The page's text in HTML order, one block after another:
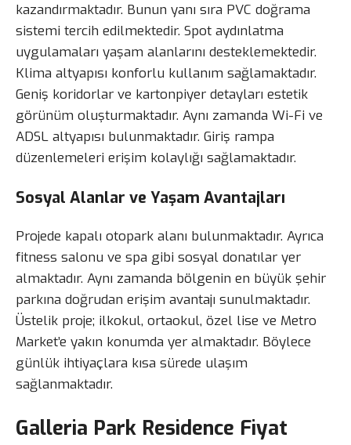
kazandırmaktadır. Bunun yanı sıra PVC doğrama
sistemi tercih edilmektedir. Spot aydınlatma
uygulamaları yaşam alanlarını desteklemektedir.
Klima altyapısı konforlu kullanım sağlamaktadır.
Geniş koridorlar ve kartonpiyer detayları estetik
görünüm oluşturmaktadır. Aynı zamanda Wi-Fi ve
ADSL altyapısı bulunmaktadır. Giriş rampa
düzenlemeleri erişim kolaylığı sağlamaktadır.
Sosyal Alanlar ve Yaşam Avantajları
Projede kapalı otopark alanı bulunmaktadır. Ayrıca
fitness salonu ve spa gibi sosyal donatılar yer
almaktadır. Aynı zamanda bölgenin en büyük şehir
parkına doğrudan erişim avantajı sunulmaktadır.
Üstelik proje; ilkokul, ortaokul, özel lise ve Metro
Market’e yakın konumda yer almaktadır. Böylece
günlük ihtiyaçlara kısa sürede ulaşım
sağlanmaktadır.
Galleria Park Residence Fiyat